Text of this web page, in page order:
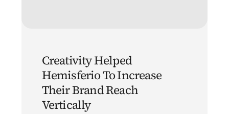
Creativity Helped
Hemisferio To Increase
Their Brand Reach
Vertically